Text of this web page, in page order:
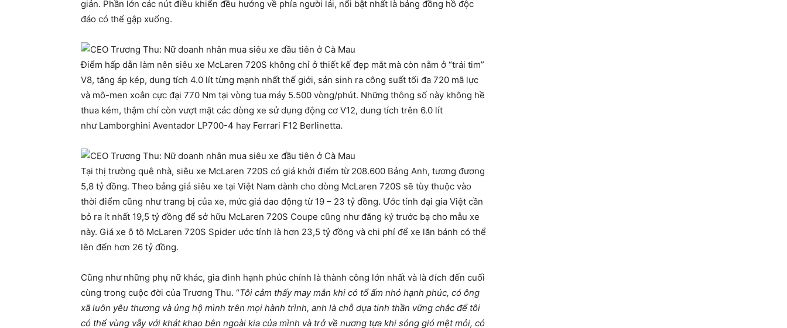
giản. Phần lớn các nút điều khiển đều hướng về phía người lái, nổi bật nhất là bảng đồng hồ độc
đáo có thể gập xuống.
Điểm hấp dẫn làm nên siêu xe McLaren 720S không chỉ ở thiết kế đẹp mắt mà còn nằm ở “trái tim”
V8, tăng áp kép, dung tích 4.0 lít từng mạnh nhất thế giới, sản sinh ra công suất tối đa 720 mã lực
và mô-men xoắn cực đại 770 Nm tại vòng tua máy 5.500 vòng/phút. Những thông số này không hề
thua kém, thậm chí còn vượt mặt các dòng xe sử dụng động cơ V12, dung tích trên 6.0 lít
như Lamborghini Aventador LP700-4 hay Ferrari F12 Berlinetta.
Tại thị trường quê nhà, siêu xe McLaren 720S có giá khởi điểm từ 208.600 Bảng Anh, tương đương
5,8 tỷ đồng. Theo bảng giá siêu xe tại Việt Nam dành cho dòng McLaren 720S sẽ tùy thuộc vào
thời điểm cũng như trang bị của xe, mức giá dao động từ 19 – 23 tỷ đồng. Ước tính đại gia Việt cần
bỏ ra ít nhất 19,5 tỷ đồng để sở hữu McLaren 720S Coupe cũng như đăng ký trước bạ cho mẫu xe
này. Giá xe ô tô McLaren 720S Spider ước tính là hơn 23,5 tỷ đồng và chi phí để xe lăn bánh có thể
lên đến hơn 26 tỷ đồng.
Cũng như những phụ nữ khác, gia đình hạnh phúc chính là thành công lớn nhất và là đích đến cuối
cùng trong cuộc đời của Trương Thu. “Tôi cảm thấy may mắn khi có tổ ấm nhỏ hạnh phúc, có ông
xã luôn yêu thương và ủng hộ mình trên mọi hành trình, anh là chỗ dựa tinh thần vững chắc để tôi
có thể vùng vẫy với khát khao bên ngoài kia của mình và trở về nương tựa khi sóng gió mệt mỏi, có